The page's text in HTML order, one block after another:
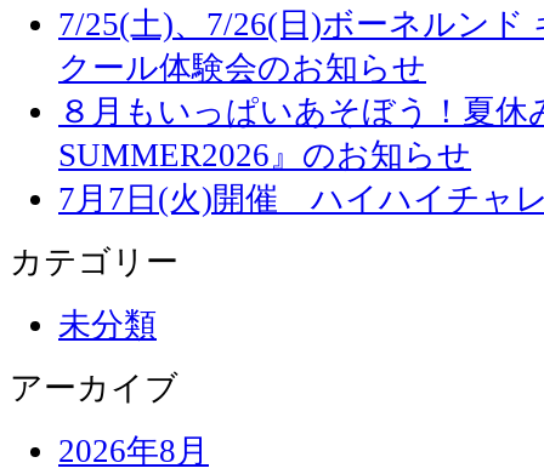
7/25(土)、7/26(日)ボーネルン
クール体験会のお知らせ
８月もいっぱいあそぼう！夏
SUMMER2026』のお知らせ
7月7日(火)開催 ハイハイチャ
カテゴリー
未分類
アーカイブ
2026年8月